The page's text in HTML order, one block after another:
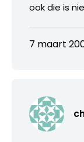
ook die is
7 maart